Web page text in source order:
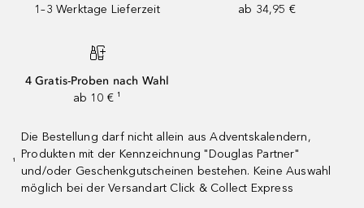
1–3 Werktage Lieferzeit
ab 34,95 €
4 Gratis-Proben nach Wahl
ab 10 € ¹
¹
Die Bestellung darf nicht allein aus Adventskalendern,
Produkten mit der Kennzeichnung "Douglas Partner"
und/oder Geschenkgutscheinen bestehen. Keine Auswahl
möglich bei der Versandart Click & Collect Express